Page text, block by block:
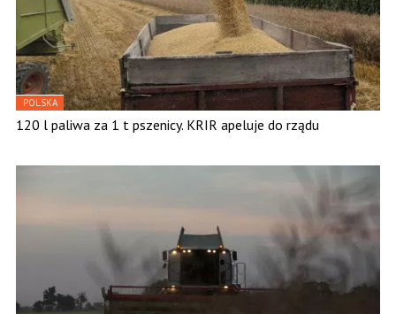
POLSKA
120 l paliwa za 1 t pszenicy. KRIR apeluje do rządu